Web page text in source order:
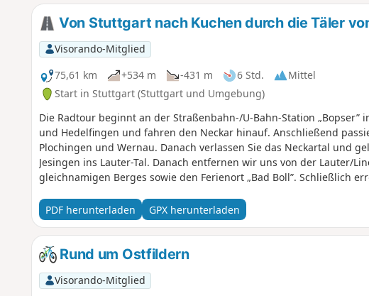
Von Stuttgart nach Kuchen durch die Täler
Visorando-Mitglied
75,61 km
+534 m -431 m 6 Std.
Mittel
Start in Stuttgart (Stuttgart und Umgebung)
Die Radtour beginnt an der Straßenbahn-/U-Bahn-Station
und Hedelfingen und fahren den Neckar hinauf. Anschließend
Plochingen und Wernau. Danach verlassen Sie das Neckartal und
Jesingen ins Lauter-Tal. Danach entfernen wir uns von der Lauter/
gleichnamigen Berges sowie den Ferienort „Bad Boll”. Schließlich
PDF herunterladen
GPX herunterladen
Rund um Ostfildern
Visorando-Mitglied